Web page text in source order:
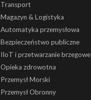
Transport
Magazyn & Logistyka
Automatyka przemysłowa
Bezpieczeństwo publiczne
IIoT i przetwarzanie brzegowe
Opieka zdrowotna
Przemysł Morski
Przemysł Obronny